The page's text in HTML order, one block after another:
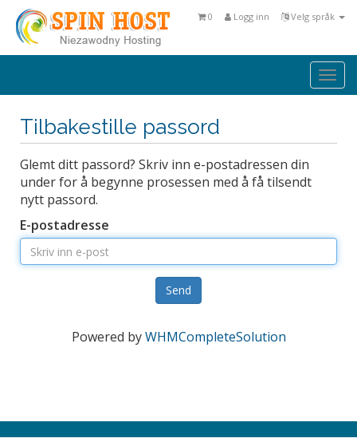
Velg språk
Logg inn
0
Tilbakestille passord
Glemt ditt passord? Skriv inn e-postadressen din
under for å begynne prosessen med å få tilsendt
nytt passord.
E-postadresse
Send
Powered byWHMCompleteSolution